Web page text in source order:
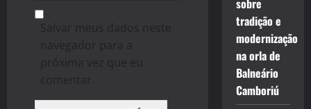
Salvar meus dados neste
navegador para a
próxima vez que eu
comentar.
sobre
tradição e
modernização
na orla de
Balneário
Camboriú